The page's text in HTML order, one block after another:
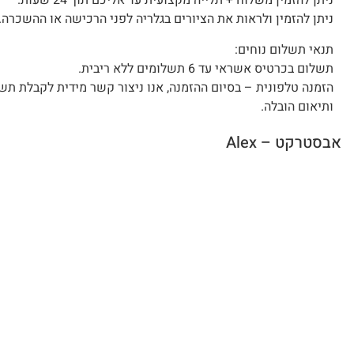
ניתן להזמין ולראות את הציורים בגלריה לפני הרכישה או
תנאי תשלום נוחים:
תשלום בכרטיס אשראי עד 6 תשלומים ללא ריבית.
הזמנה טלפונית – בסיום ההזמנה, אנו ניצור קשר מידית לקבלת
ותיאום הובלה.
אבסטרקט – Alex